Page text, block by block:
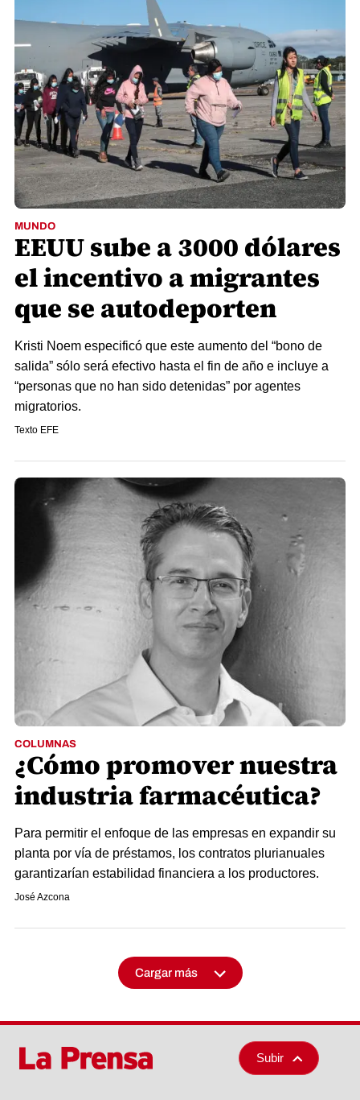
MUNDO
EEUU sube a 3000 dólares
el incentivo a migrantes
que se autodeporten
Kristi Noem especificó que este aumento del “bono de
salida” sólo será efectivo hasta el fin de año e incluye a
“personas que no han sido detenidas” por agentes
migratorios.
Texto EFE
COLUMNAS
¿Cómo promover nuestra
industria farmacéutica?
Para permitir el enfoque de las empresas en expandir su
planta por vía de préstamos, los contratos plurianuales
garantizarían estabilidad financiera a los productores.
José Azcona
Cargar más
Subir